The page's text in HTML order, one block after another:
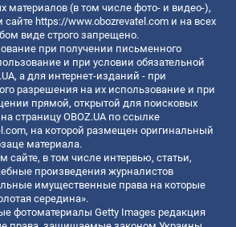
материалов (в том числе фото- и видео-),
сайте https://www.obozrevatel.com и на всех
виде строго запрещено.
при получении письменного
и при условии обязательной
а для интернет-изданий - при
разрешения на их использование и при
прямой, открытой для поисковых
страницу OBOZ.UA по ссылке
, на которой размещен оригинальный
материала.
сайте, в том числе интервью, статьи,
произведения журналистов
имущественные права на которые
середина».
фотоматериалы Getty Images редакция